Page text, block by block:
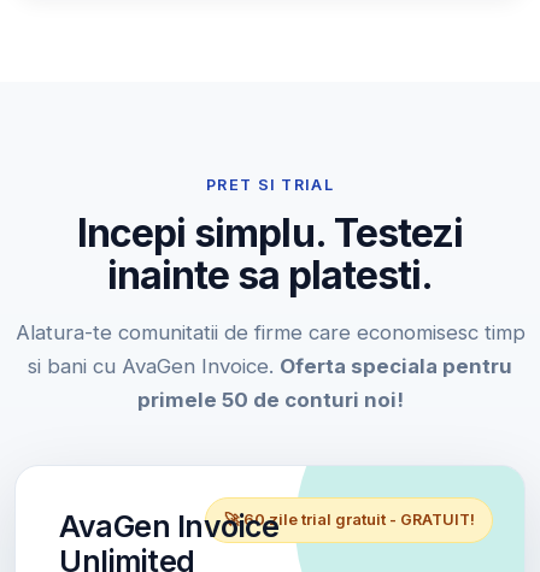
PRET SI TRIAL
Incepi simplu. Testezi
inainte sa platesti.
Alatura-te comunitatii de firme care economisesc timp
si bani cu AvaGen Invoice. Oferta speciala pentru
primele 50 de conturi noi!
🚀 60 zile trial gratuit - GRATUIT!
AvaGen Invoice
Unlimited